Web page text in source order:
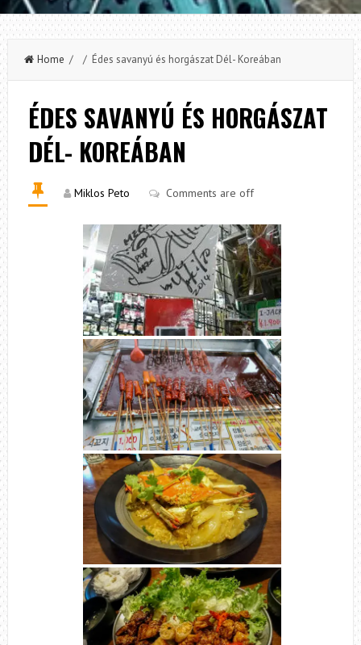
Home / / Édes savanyú és horgászat Dél- Koreában
ÉDES SAVANYÚ ÉS HORGÁSZAT
DÉL- KOREÁBAN
Miklos Peto Comments are off